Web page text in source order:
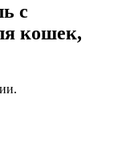
с
кошек,